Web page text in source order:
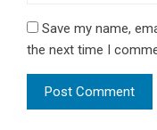
Save my name,
the next time I